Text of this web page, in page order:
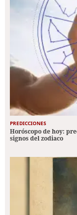
PREDICCIONES
Horóscopo de hoy:
signos del zodiaco